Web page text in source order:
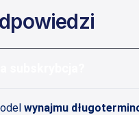
wynajmu